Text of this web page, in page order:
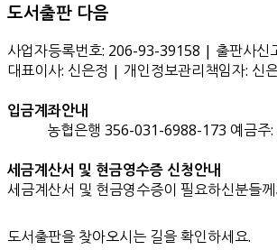
도서출판 다음
사업자등록번호: 206-93-39158 | 출판사신
대표이사: 신은정 | 개인정보관리책임자: 신
입금계좌안내
농협은행 356-031-6988-173 예금주:
세금계산서 및 현금영수증 신청안내
세금계산서 및 현금영수증이 필요하신분들
도서출판을 찾아오시는 길을 확인하세요.